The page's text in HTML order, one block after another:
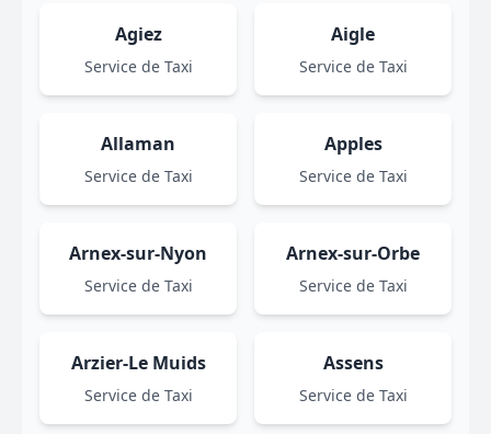
Agiez
Service de Taxi
Aigle
Service de Taxi
Allaman
Service de Taxi
Apples
Service de Taxi
Arnex-sur-Nyon
Service de Taxi
Arnex-sur-Orbe
Service de Taxi
Arzier-Le Muids
Service de Taxi
Assens
Service de Taxi